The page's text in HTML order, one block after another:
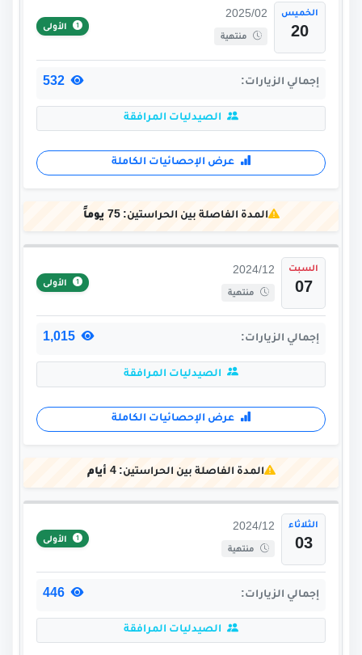
الخميس
20
2025/02
منتهية
الأولى
إجمالي الزيارات:
الصيدليات المرافقة
عرض الإحصائيات الكاملة
المدة الفاصلة بين الحراستين:75 يوماً
السبت
07
2024/12
منتهية
الأولى
إجمالي الزيارات:
الصيدليات المرافقة
عرض الإحصائيات الكاملة
المدة الفاصلة بين الحراستين:4 أيام
الثلاثاء
03
2024/12
منتهية
الأولى
إجمالي الزيارات:
الصيدليات المرافقة